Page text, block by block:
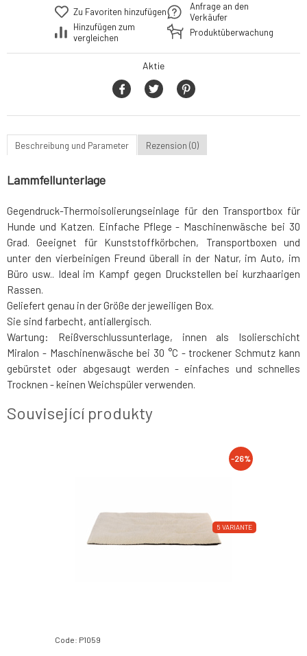
Zu Favoriten hinzufügen
Hinzufügen zum
vergleichen
Anfrage an den
Verkäufer
Produktüberwachung
Aktie
Beschreibung und Parameter Rezension (0)
Lammfellunterlage
Gegendruck-Thermoisolierungseinlage für den Transportbox für
Hunde und Katzen. Einfache Pflege - Maschinenwäsche bei 30
Grad. Geeignet für Kunststoffkörbchen, Transportboxen und
unter den vierbeinigen Freund überall in der Natur, im Auto, im
Büro usw.. Ideal im Kampf gegen Druckstellen bei kurzhaarigen
Rassen.
Geliefert genau in der Größe der jeweiligen Box.
Sie sind farbecht, antiallergisch.
Wartung: Reißverschlussunterlage, innen als Isolierschicht
Miralon - Maschinenwäsche bei 30 °C - trockener Schmutz kann
gebürstet oder abgesaugt werden - einfaches und schnelles
Trocknen - keinen Weichspüler verwenden.
Související produkty
5 VARIANTE
-26%
Code: P1059